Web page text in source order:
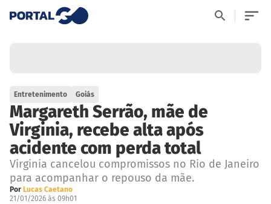
Entretenimento Goiás
Margareth Serrão, mãe de
Virginia, recebe alta após
acidente com perda total
Virginia cancelou compromissos no Rio de Janeiro
para acompanhar o repouso da mãe.
Por Lucas Caetano
21/01/2026 às 09h01